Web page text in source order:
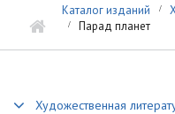
Каталог изданий
Парад планет
Художественная